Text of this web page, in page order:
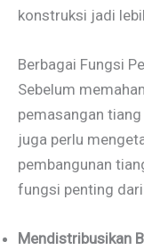
konstruksi jadi
Berbagai Fungsi
Sebelum
pemasangan
juga perlu
pembangunan
fungsi penting
Mendistribusikan